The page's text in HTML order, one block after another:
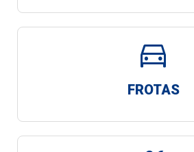
directions_car
FROTAS